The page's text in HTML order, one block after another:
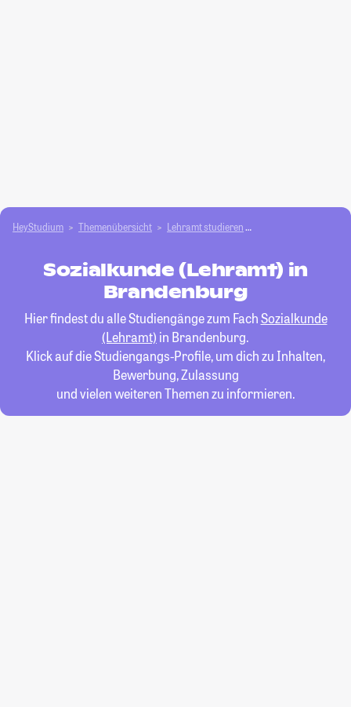
HeyStudium Themenübersicht Lehramt studieren
Sozialkunde (Lehramt) in
Brandenburg
Hier findest du alle Studiengänge zum FachSozialkunde
(Lehramt) in Brandenburg.
Klick auf die Studiengangs-Profile, um dich zu Inhalten,
Bewerbung, Zulassung
und vielen weiteren Themen zu informieren.